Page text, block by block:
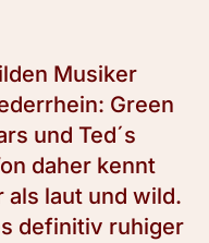
Musiker
Green
und Ted´s
daher kennt
als laut und wild.
definitiv ruhiger